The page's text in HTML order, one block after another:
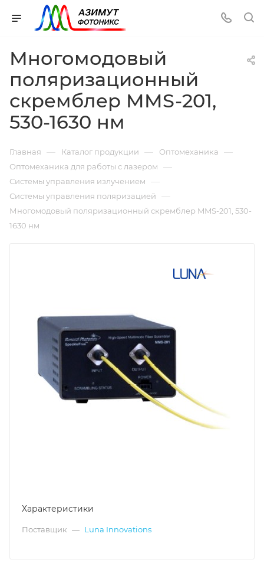
Многомодовый
поляризационный
скремблер MMS-201,
530-1630 нм
Главная — Каталог продукции — Оптомеханика —
Оптомеханика для работы с лазером —
Системы управления излучением —
Системы управления поляризацией —
Многомодовый поляризационный скремблер MMS-201, 530-
1630 нм
Характеристики
Поставщик — Luna Innovations